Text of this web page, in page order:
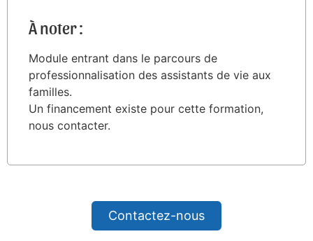
À noter :
Module entrant dans le parcours de
professionnalisation des assistants de vie aux
familles.
Un financement existe pour cette formation,
nous contacter.
Contactez-nous